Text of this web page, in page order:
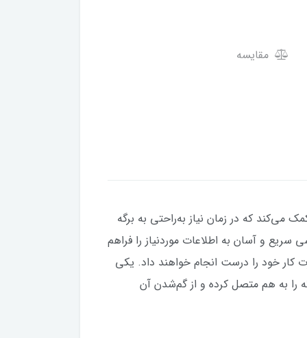
مقایسه
می‌کند که در زمان نیاز به‌راحتی به برگه
و آسان به اطلاعات موردنیاز را فراهم
خود را درست انجام خواهند داد. یکی
را به هم متصل کرده و از گم‌شدن آن